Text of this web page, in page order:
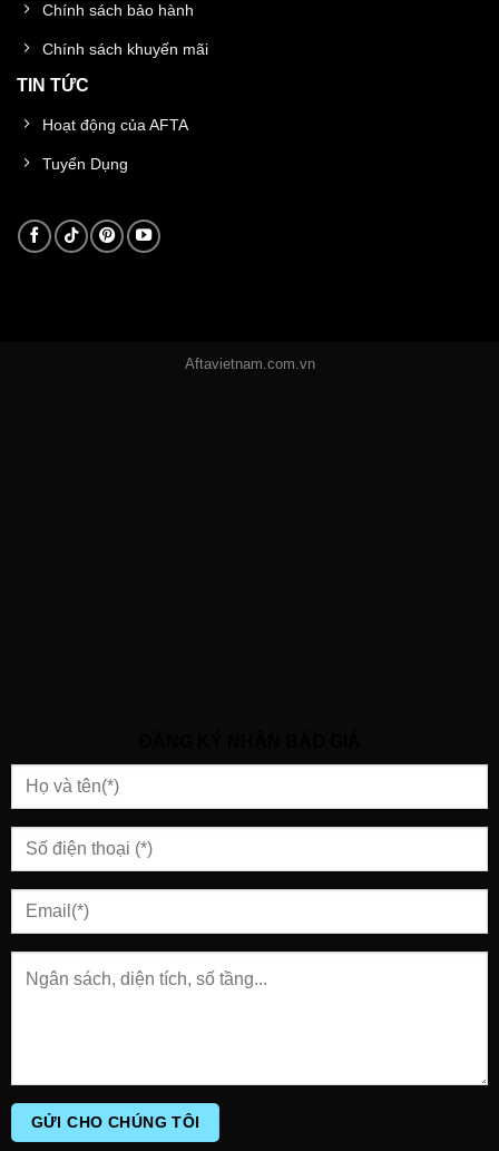
Chính sách bảo hành
Chính sách khuyến mãi
TIN TỨC
Hoạt động của AFTA
Tuyển Dụng
Aftavietnam.com.vn